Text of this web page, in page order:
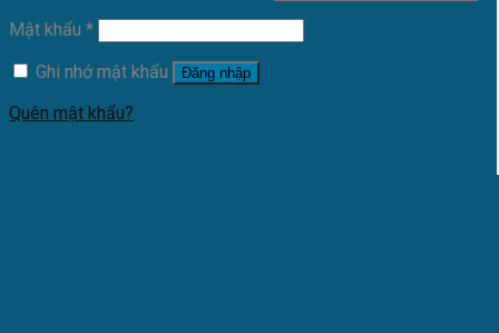
Mật khẩu *
Ghi nhớ mật khẩu
Đăng nhập
Quên mật khẩu?